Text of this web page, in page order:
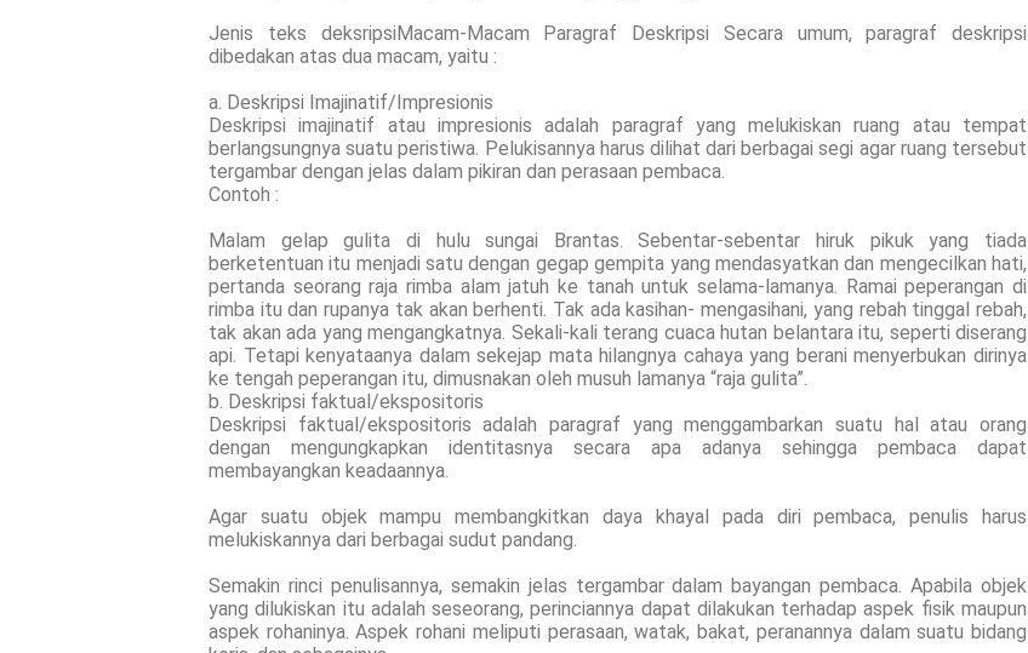
Jenis teks deksripsiMacam-Macam Paragraf Deskripsi Secara umum, paragraf deskripsi
dibedakan atas dua macam, yaitu :
a. Deskripsi Imajinatif/Impresionis
Deskripsi imajinatif atau impresionis adalah paragraf yang melukiskan ruang atau tempat
berlangsungnya suatu peristiwa. Pelukisannya harus dilihat dari berbagai segi agar ruang tersebut
tergambar dengan jelas dalam pikiran dan perasaan pembaca.
Contoh :
Malam gelap gulita di hulu sungai Brantas. Sebentar-sebentar hiruk pikuk yang tiada
berketentuan itu menjadi satu dengan gegap gempita yang mendasyatkan dan mengecilkan hati,
pertanda seorang raja rimba alam jatuh ke tanah untuk selama-lamanya. Ramai peperangan di
rimba itu dan rupanya tak akan berhenti. Tak ada kasihan- mengasihani, yang rebah tinggal rebah,
tak akan ada yang mengangkatnya. Sekali-kali terang cuaca hutan belantara itu, seperti diserang
api. Tetapi kenyataanya dalam sekejap mata hilangnya cahaya yang berani menyerbukan dirinya
ke tengah peperangan itu, dimusnakan oleh musuh lamanya “raja gulita”.
b. Deskripsi faktual/ekspositoris
Deskripsi faktual/ekspositoris adalah paragraf yang menggambarkan suatu hal atau orang
dengan mengungkapkan identitasnya secara apa adanya sehingga pembaca dapat
membayangkan keadaannya.
Agar suatu objek mampu membangkitkan daya khayal pada diri pembaca, penulis harus
melukiskannya dari berbagai sudut pandang.
Semakin rinci penulisannya, semakin jelas tergambar dalam bayangan pembaca. Apabila objek
yang dilukiskan itu adalah seseorang, perinciannya dapat dilakukan terhadap aspek fisik maupun
aspek rohaninya. Aspek rohani meliputi perasaan, watak, bakat, peranannya dalam suatu bidang